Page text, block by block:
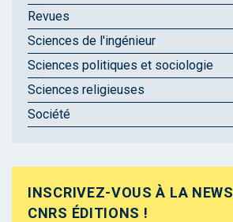
Revues
Sciences de l'ingénieur
Sciences politiques et sociologie
Sciences religieuses
Société
INSCRIVEZ-VOUS À LA
CNRS ÉDITIONS !